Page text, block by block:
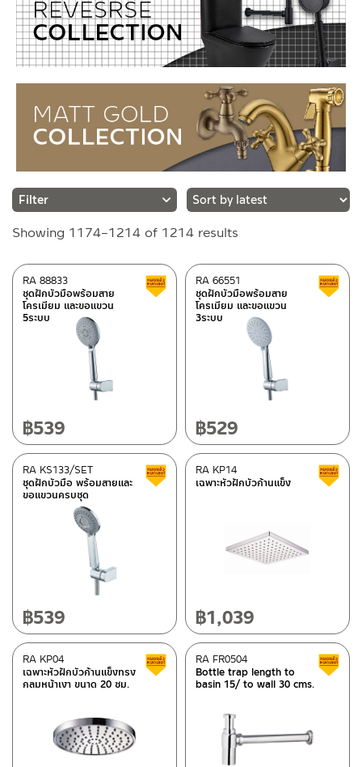
Category
ก๊อกน้ำห้องครัว(86)
Shower hose
Bathroom accessories
Hand Showers/Overhead showers
Faucets(139)
Spare parts for sanitary wares
Toilet bowls/Sanitary wares
Ceramic wash basin
Bath tubs(11)
Flexible hoses(40)
Bidet sprayers
Urinal pans
Floor Drainers
(82)
(5)
Bathrooms accessories
Rain Shower/Showerpipe
(36)
P-traps/Bottle traps(26)
basin waste/bathtub waste
(22)
Mirror furniture set
Showing 1174–1214 of 1214 results
latest
ชุดฝักบัวมือพร้อมสาย
โครเมียม และขอแขวน
5ระบบ
RA 88833 Clearance sale
฿539
ชุดฝักบัวมือพร้อมสาย
โครเมียม และขอแขวน
3ระบบ
RA 66551
฿529
ชุดฝักบัวมือ พร้อมสายและ
ขอแขวนครบชุด
RA KS133/SET Clearance sale
฿539
เฉพาะหัวฝักบัวก้านแข็ง
RA KP14
฿1,039
เฉพาะหัวฝักบัวก้านแข็งทรง
กลมหน้าเงา ขนาด 20 ซม.
RA KP04 Clearance sale
Bottle trap length to
basin 15/ to wall 30 cms.
RA FR0504